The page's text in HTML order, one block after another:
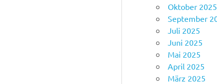
Oktober 2025
September
Juli 2025
Juni 2025
Mai 2025
April 2025
März 2025